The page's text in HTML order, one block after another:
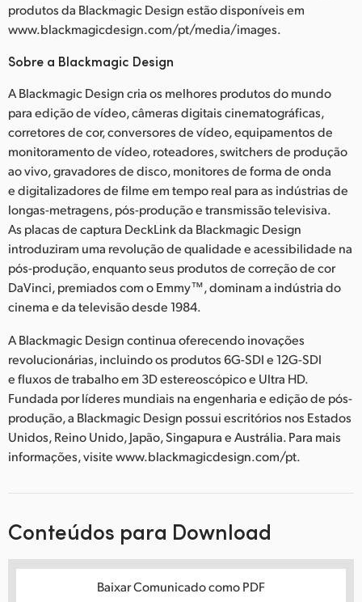
produtos da Blackmagic Design estão disponíveis em
www.blackmagicdesign.com/pt/media/images.
Sobre a Blackmagic Design
A Blackmagic Design cria os melhores produtos do mundo
para edição de vídeo, câmeras digitais cinematográficas,
corretores de cor, conversores de vídeo, equipamentos de
monitoramento de vídeo, roteadores, switchers de produção
ao vivo, gravadores de disco, monitores de forma de onda
e digitalizadores de filme em tempo real para as indústrias de
longas-metragens, pós-produção e transmissão televisiva.
As placas de captura DeckLink da Blackmagic Design
introduziram uma revolução de qualidade e acessibilidade na
pós-produção, enquanto seus produtos de correção de cor
DaVinci, premiados com o Emmy™, dominam a indústria do
cinema e da televisão desde 1984.
A Blackmagic Design continua oferecendo inovações
revolucionárias, incluindo os produtos 6G-SDI e 12G-SDI
e fluxos de trabalho em 3D estereoscópico e Ultra HD.
Fundada por líderes mundiais na engenharia e edição de pós-
produção, a Blackmagic Design possui escritórios nos Estados
Unidos, Reino Unido, Japão, Singapura e Austrália. Para mais
informações, visite www.blackmagicdesign.com/pt.
Conteúdos para Download
Baixar Comunicado como PDF